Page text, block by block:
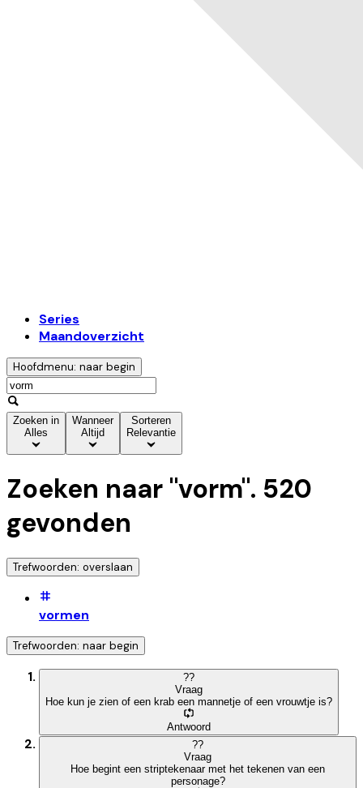
Series
Maandoverzicht
Hoofdmenu: naar begin
Zoeken in
Alles
Wanneer
Altijd
Sorteren
Relevantie
Zoeken naar "vorm". 520
gevonden
Trefwoorden: overslaan
vormen
Trefwoorden: naar begin
??
Vraag
Hoe kun je zien of een krab een mannetje of een vrouwtje is?
Antwoord
??
Vraag
Hoe begint een striptekenaar met het tekenen van een
personage?